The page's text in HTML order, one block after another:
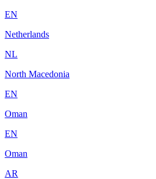
EN
Netherlands
NL
North Macedonia
EN
Oman
EN
Oman
AR